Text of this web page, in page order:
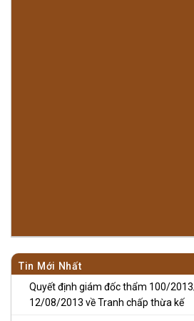
Tin Mới Nhất
Quyết định giám đốc thẩm 100/
12/08/2013 về Tranh chấp thừa kế